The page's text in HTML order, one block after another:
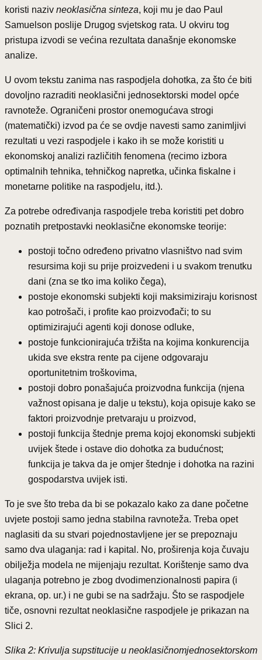
koristi naziv neoklasična sinteza, koji mu je dao Paul
Samuelson poslije Drugog svjetskog rata. U okviru tog
pristupa izvodi se većina rezultata današnje ekonomske
analize.
U ovom tekstu zanima nas raspodjela dohotka, za što će biti
dovoljno razraditi neoklasični jednosektorski model opće
ravnoteže. Ograničeni prostor onemogućava strogi
(matematički) izvod pa će se ovdje navesti samo zanimljivi
rezultati u vezi raspodjele i kako ih se može koristiti u
ekonomskoj analizi različitih fenomena (recimo izbora
optimalnih tehnika, tehničkog napretka, učinka fiskalne i
monetarne politike na raspodjelu, itd.).
Za potrebe određivanja raspodjele treba koristiti pet dobro
poznatih pretpostavki neoklasične ekonomske teorije:
postoji točno određeno privatno vlasništvo nad svim
resursima koji su prije proizvedeni i u svakom trenutku
dani (zna se tko ima koliko čega),
postoje ekonomski subjekti koji maksimiziraju korisnost
kao potrošači, i profite kao proizvođači; to su
optimizirajući agenti koji donose odluke,
postoje funkcionirajuća tržišta na kojima konkurencija
ukida sve ekstra rente pa cijene odgovaraju
oportunitetnim troškovima,
postoji dobro ponašajuća proizvodna funkcija (njena
važnost opisana je dalje u tekstu), koja opisuje kako se
faktori proizvodnje pretvaraju u proizvod,
postoji funkcija štednje prema kojoj ekonomski subjekti
uvijek štede i ostave dio dohotka za budućnost;
funkcija je takva da je omjer štednje i dohotka na razini
gospodarstva uvijek isti.
To je sve što treba da bi se pokazalo kako za dane početne
uvjete postoji samo jedna stabilna ravnoteža. Treba opet
naglasiti da su stvari pojednostavljene jer se prepoznaju
samo dva ulaganja: rad i kapital. No, proširenja koja čuvaju
obilježja modela ne mijenjaju rezultat. Korištenje samo dva
ulaganja potrebno je zbog dvodimenzionalnosti papira (i
ekrana, op. ur.) i ne gubi se na sadržaju. Što se raspodjele
tiče, osnovni rezultat neoklasične raspodjele je prikazan na
Slici 2.
Slika 2: Krivulja supstitucije u neoklasičnomjednosektorskom